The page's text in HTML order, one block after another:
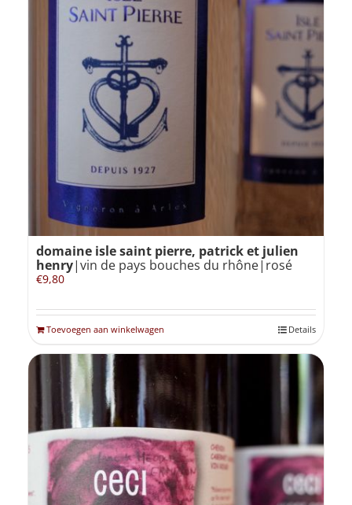
domaine isle saint pierre, patrick et julien
henry|vin de pays bouches du rhône|rosé
€9,80
Toevoegen aan winkelwagen Details